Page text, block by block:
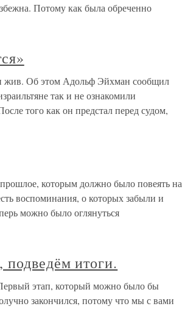
Потому как была обреченно
жив. Об этом Адольф Эйхман сообщил
так и не ознакомили
того как он предстал перед судом,
которым должно было повеять на
воспоминания, о которых забыли и
можно было оглянуться
подведём итоги.
этап, который можно было бы
закончился, потому что мы с вами